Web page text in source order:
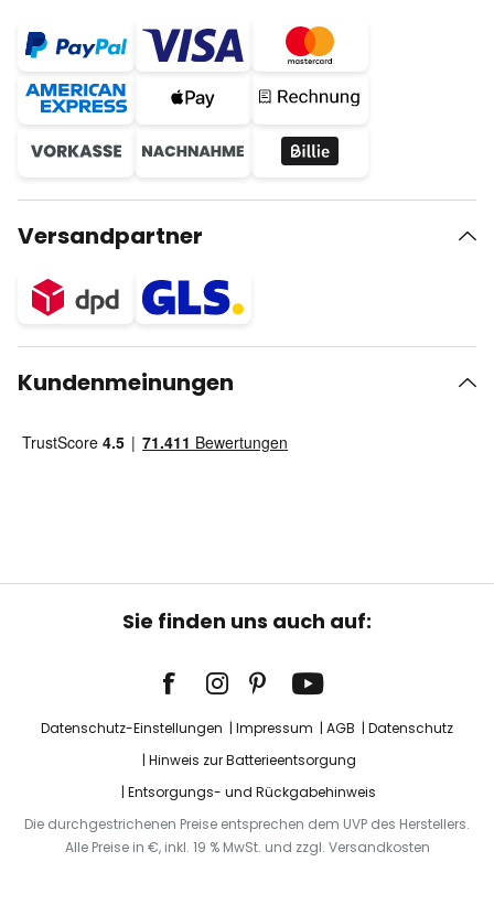
Versandpartner
Kundenmeinungen
Sie finden uns auch auf:
Datenschutz-Einstellungen Impressum AGB
Datenschutz
Hinweis zur Batterieentsorgung
Entsorgungs- und Rückgabehinweis
Die durchgestrichenen Preise entsprechen dem UVP des Herstellers.
Alle Preise in €, inkl. 19 % MwSt. und zzgl. Versandkosten